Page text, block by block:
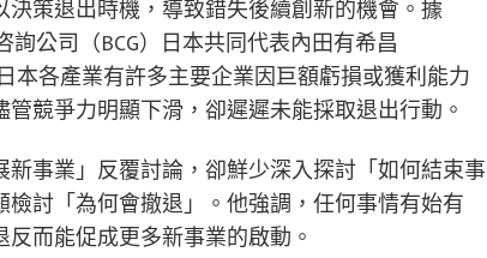
策退出時機，導致錯失後續創新的機會。據
詢公司（BCG）日本共同代表內田有希昌
本各產業有許多主要企業因巨額虧損或獲利能力
競爭力明顯下滑，卻遲遲未能採取退出行動。
事業」反覆討論，卻鮮少深入探討「如何結束事
討「為何會撤退」。他強調，任何事情有始有
而能促成更多新事業的啟動。